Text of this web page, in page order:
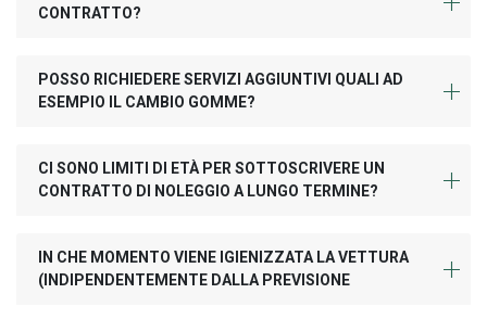
CONTRATTO?
POSSO RICHIEDERE SERVIZI AGGIUNTIVI QUALI AD
ESEMPIO IL CAMBIO GOMME?
CI SONO LIMITI DI ETÀ PER SOTTOSCRIVERE UN
CONTRATTO DI NOLEGGIO A LUNGO TERMINE?
IN CHE MOMENTO VIENE IGIENIZZATA LA VETTURA
(INDIPENDENTEMENTE DALLA PREVISIONE